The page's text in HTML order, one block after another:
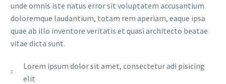
unde omnis iste natus error sit voluptatem accusantium
doloremque laudantium, totam rem aperiam, eaque ipsa
quae ab illo inventore veritatis et quasi architecto beatae
vitae dicta sunt.
Lorem ipsum dolor sit amet, consectetur adi pisicing
elit